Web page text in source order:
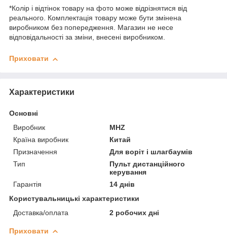
*Колір і відтінок товару на фото може відрізнятися від
реального. Комплектація товару може бути змінена
виробником без попередження. Магазин не несе
відповідальності за зміни, внесені виробником.
Приховати
Характеристики
Основні
Виробник
MHZ
Країна виробник
Китай
Призначення
Для воріт і шлагбаумів
Тип
Пульт дистанційного
керування
Гарантія
14 днів
Користувальницькі характеристики
Доставка/оплата
2 робочих дні
Приховати